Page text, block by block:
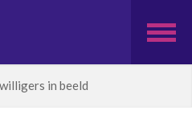
in beeld